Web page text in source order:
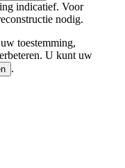
indicatief. Voor
nodig.
toestemming,
U kunt uw
.